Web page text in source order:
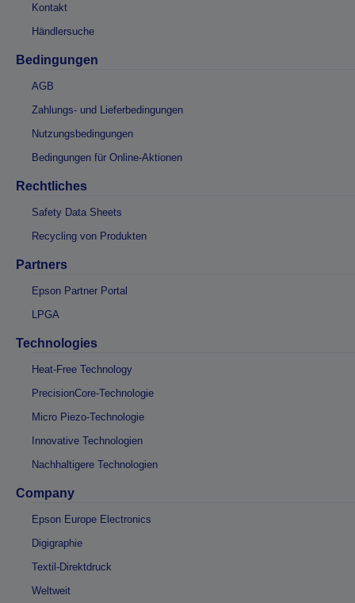
Kontakt
Händlersuche
Bedingungen
AGB
Zahlungs- und Lieferbedingungen
Nutzungsbedingungen
Bedingungen für Online-Aktionen
Rechtliches
Safety Data Sheets
Recycling von Produkten
Partners
Epson Partner Portal
LPGA
Technologies
Heat-Free Technology
PrecisionCore-Technologie
Micro Piezo-Technologie
Innovative Technologien
Nachhaltigere Technologien
Company
Epson Europe Electronics
Digigraphie
Textil-Direktdruck
Weltweit